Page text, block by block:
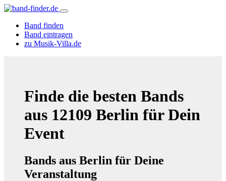
Band finden
Band eintragen
zu Musik-Villa.de
Finde die besten Bands
aus 12109 Berlin für Dein
Event
Bands aus Berlin für Deine
Veranstaltung